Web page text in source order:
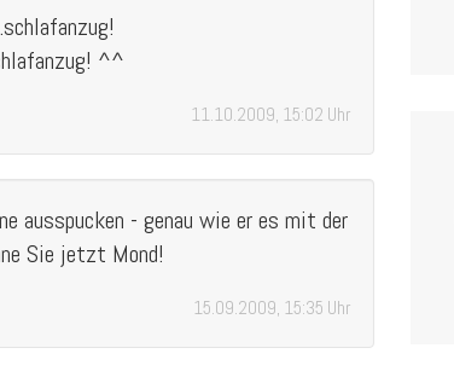
^^
11.10.2009, 15:02 Uhr
ausspucken - genau wie er es mit der
Sie jetzt Mond!
15.09.2009, 15:35 Uhr